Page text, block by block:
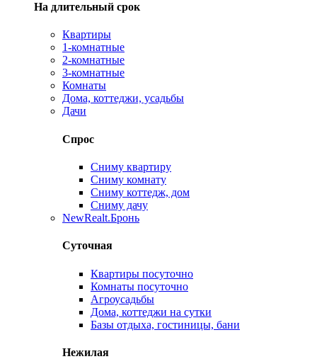
На длительный срок
Квартиры
1-комнатные
2-комнатные
3-комнатные
Комнаты
Дома, коттеджи, усадьбы
Дачи
Спрос
Сниму квартиру
Сниму комнату
Сниму коттедж, дом
Сниму дачу
NewRealt.Бронь
Суточная
Квартиры посуточно
Комнаты посуточно
Агроусадьбы
Дома, коттеджи на сутки
Базы отдыха, гостиницы, бани
Нежилая